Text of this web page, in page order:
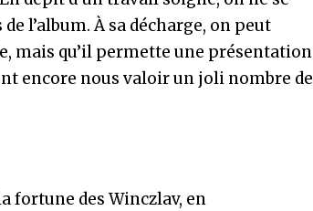
l’album. À sa décharge, on peut
mais qu’il permette une présentation
encore nous valoir un joli nombre de
fortune des Winczlav, en